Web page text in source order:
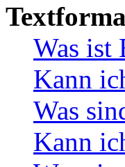
Was ist
Kann
Was
Kann